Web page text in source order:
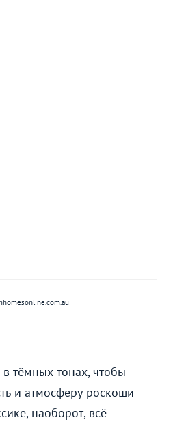
тёмных тонах, чтобы
и атмосферу роскоши
наоборот, всё